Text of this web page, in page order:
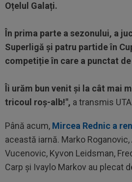
Oțelul Galați.
În prima parte a sezonului, a
Superligă și patru partide în
competiție în care a punctat
Îi urăm bun venit și la cât mai
tricoul roș-alb!", a transmis
Până acum, Mircea Rednic a
această iarnă. Marko
Vucenovic, Kyvon Leidsman,
Carp și Ivaylo Markov au plecat